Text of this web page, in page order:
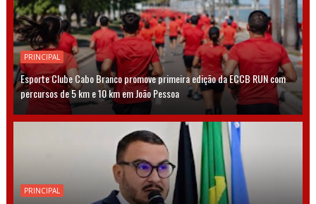
PRINCIPAL
Esporte Clube Cabo Branco promove primeira edição da ECCB RUN com
percursos de 5 km e 10 km em João Pessoa
PRINCIPAL